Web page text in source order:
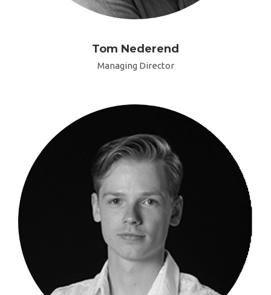
Tom Nederend
Managing Director